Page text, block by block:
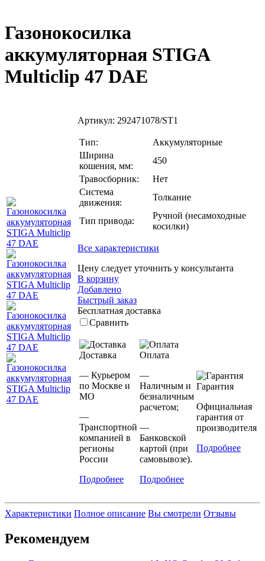
Газонокосилка
аккумуляторная STIGA
Multiclip 47 DAE
Артикул: 292471078/ST1
Тип:
Аккумуляторные
Ширина
кошения, мм:
450
Травосборник:
Нет
Система
движения:
Толкание
Тип привода:
Ручной (несамоходные
косилки)
Все характеристики
Цену следует уточнить у консультанта
В корзину
Добавлено
Быстрый заказ
Бесплатная доставка
Сравнить
Доставка
— Курьером
по Москве и
МО
—
Транспортной
компанией в
регионы
России
Подробнее
Оплата
—
Наличным и
безналичным
расчетом;
—
Банковской
картой (при
самовывозе).
Подробнее
Гарантия
Официальная
гарантия от
производителя
Подробнее
Характеристики Полное описание Вы смотрели Отзывы
Рекомендуем